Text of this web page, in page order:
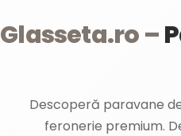
Glasseta.ro –
Descoperă paravane
feronerie premium.